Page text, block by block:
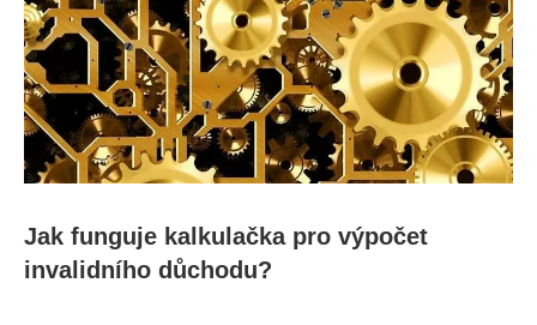
Jak funguje kalkulačka pro výpočet
invalidního důchodu?